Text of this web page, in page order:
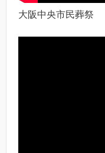
大阪中央市民葬祭